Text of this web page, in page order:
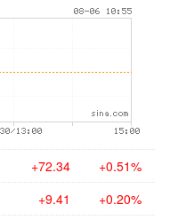
+72.34 +0.51%
+9.41 +0.20%